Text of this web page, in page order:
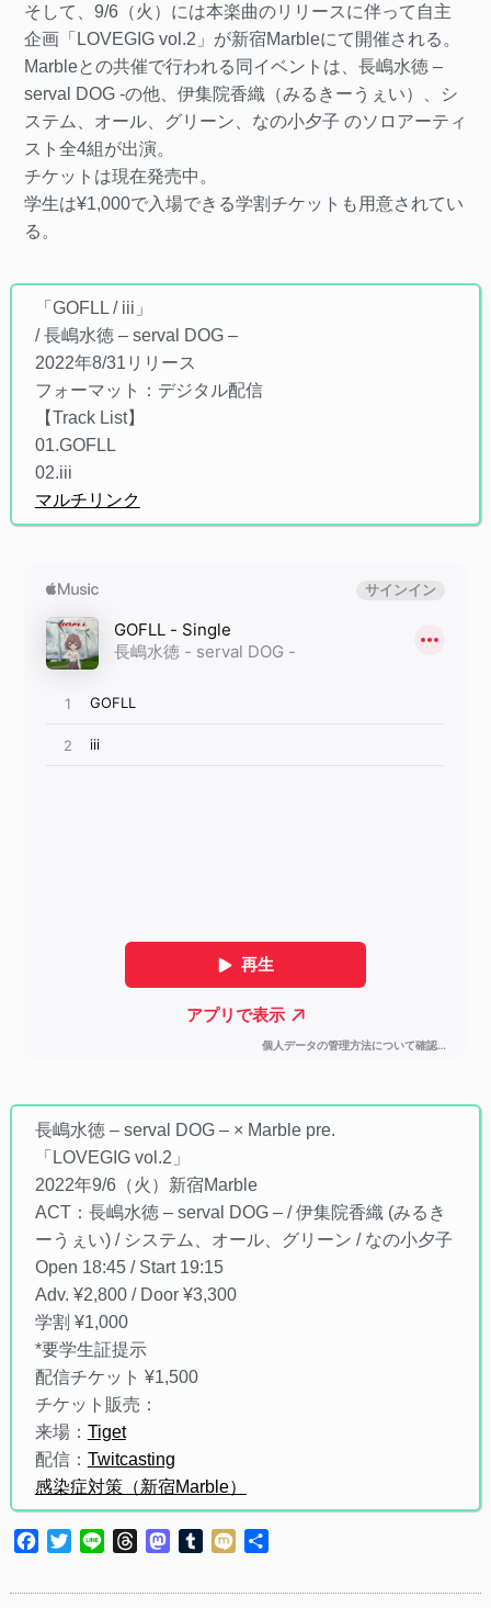
そして、9/6（火）には本楽曲のリリースに伴って自主
企画「LOVEGIG vol.2」が新宿Marbleにて開催される。
Marbleとの共催で行われる同イベントは、長嶋水徳 –
serval DOG -の他、伊集院香織（みるきーうぇい）、シ
ステム、オール、グリーン、なの小夕子 のソロアーティ
スト全4組が出演。
チケットは現在発売中。
学生は¥1,000で入場できる学割チケットも用意されてい
る。
「GOFLL / iii」
/ 長嶋水徳 – serval DOG –
2022年8/31リリース
フォーマット：デジタル配信
【Track List】
01.GOFLL
02.iii
マルチリンク
長嶋水徳 – serval DOG – × Marble pre.
「LOVEGIG vol.2」
2022年9/6（火）新宿Marble
ACT：長嶋水徳 – serval DOG – / 伊集院香織 (みるき
ーうぇい) / システム、オール、グリーン / なの小夕子
Open 18:45 / Start 19:15
Adv. ¥2,800 / Door ¥3,300
学割 ¥1,000
*要学生証提示
配信チケット ¥1,500
チケット販売：
来場： Tiget
配信： Twitcasting
感染症対策（新宿Marble）
Facebook
TwitterLine ThreadsMastodon
Tumblr
Mixi